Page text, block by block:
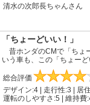
清水の次郎長ちゃんさん
「ちょーどいい！」
昔ホンダのCMで「ちょ
いう車も、この「ちょー
総合評価 ★★★★
デザイン:4 | 走行性:3 | 居
運転のしやすさ:5 | 維持費